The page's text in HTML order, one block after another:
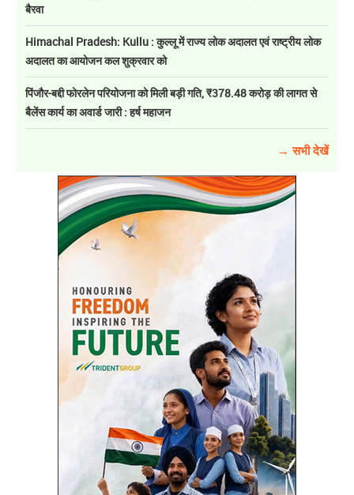
बैरवा
Himachal Pradesh: Kullu : कुल्लू में राज्य लोक अदालत एवं राष्ट्रीय लोक
अदालत का आयोजन कल शुक्रवार को
पिंजौर-बद्दी फोरलेन परियोजना को मिली बड़ी गति, ₹378.48 करोड़ की लागत से
बैलेंस कार्य का अवार्ड जारी : हर्ष महाजन
→ सभी देखें